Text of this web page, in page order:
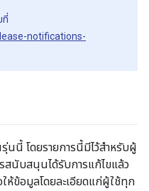
ที่
notifications-
นนี้ โดยรายการนี้มีไว้สำหรับผู้
สนับสนุนได้รับการแก้ไขแล้ว
ห้ข้อมูลโดยละเอียดแก่ผู้ใช้ทุก